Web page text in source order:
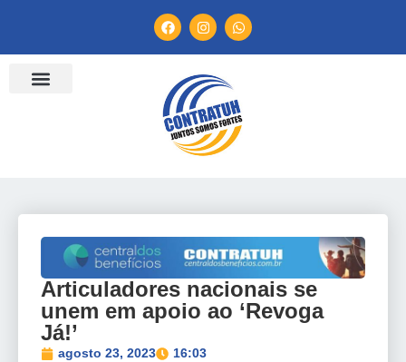
Articuladores nacionais se
unem em apoio ao ‘Revoga
Já!’
agosto 23, 2023 16:03